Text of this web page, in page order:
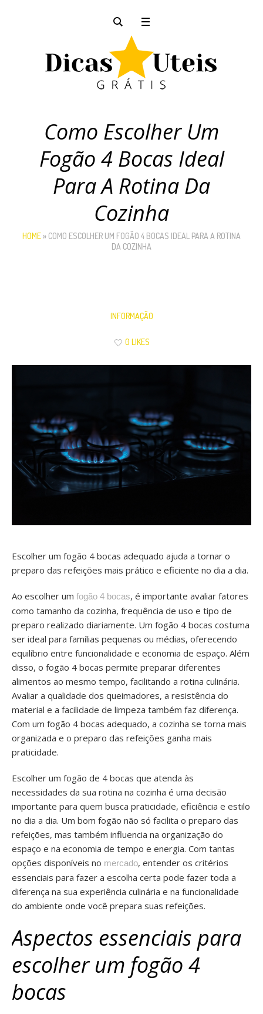
Como Escolher Um
Fogão 4 Bocas Ideal
Para A Rotina Da
Cozinha
HOME» COMO ESCOLHER UM FOGÃO 4 BOCAS IDEAL PARA A ROTINA
DA COZINHA
INFORMAÇÃO
0 LIKES
Escolher um fogão 4 bocas adequado ajuda a tornar o
preparo das refeições mais prático e eficiente no dia a dia.
Ao escolher um fogão 4 bocas, é importante avaliar fatores
como tamanho da cozinha, frequência de uso e tipo de
preparo realizado diariamente. Um fogão 4 bocas costuma
ser ideal para famílias pequenas ou médias, oferecendo
equilíbrio entre funcionalidade e economia de espaço. Além
disso, o fogão 4 bocas permite preparar diferentes
alimentos ao mesmo tempo, facilitando a rotina culinária.
Avaliar a qualidade dos queimadores, a resistência do
material e a facilidade de limpeza também faz diferença.
Com um fogão 4 bocas adequado, a cozinha se torna mais
organizada e o preparo das refeições ganha mais
praticidade.
Escolher um fogão de 4 bocas que atenda às
necessidades da sua rotina na cozinha é uma decisão
importante para quem busca praticidade, eficiência e estilo
no dia a dia. Um bom fogão não só facilita o preparo das
refeições, mas também influencia na organização do
espaço e na economia de tempo e energia. Com tantas
opções disponíveis no mercado, entender os critérios
essenciais para fazer a escolha certa pode fazer toda a
diferença na sua experiência culinária e na funcionalidade
do ambiente onde você prepara suas refeições.
Aspectos essenciais para
escolher um fogão 4
bocas